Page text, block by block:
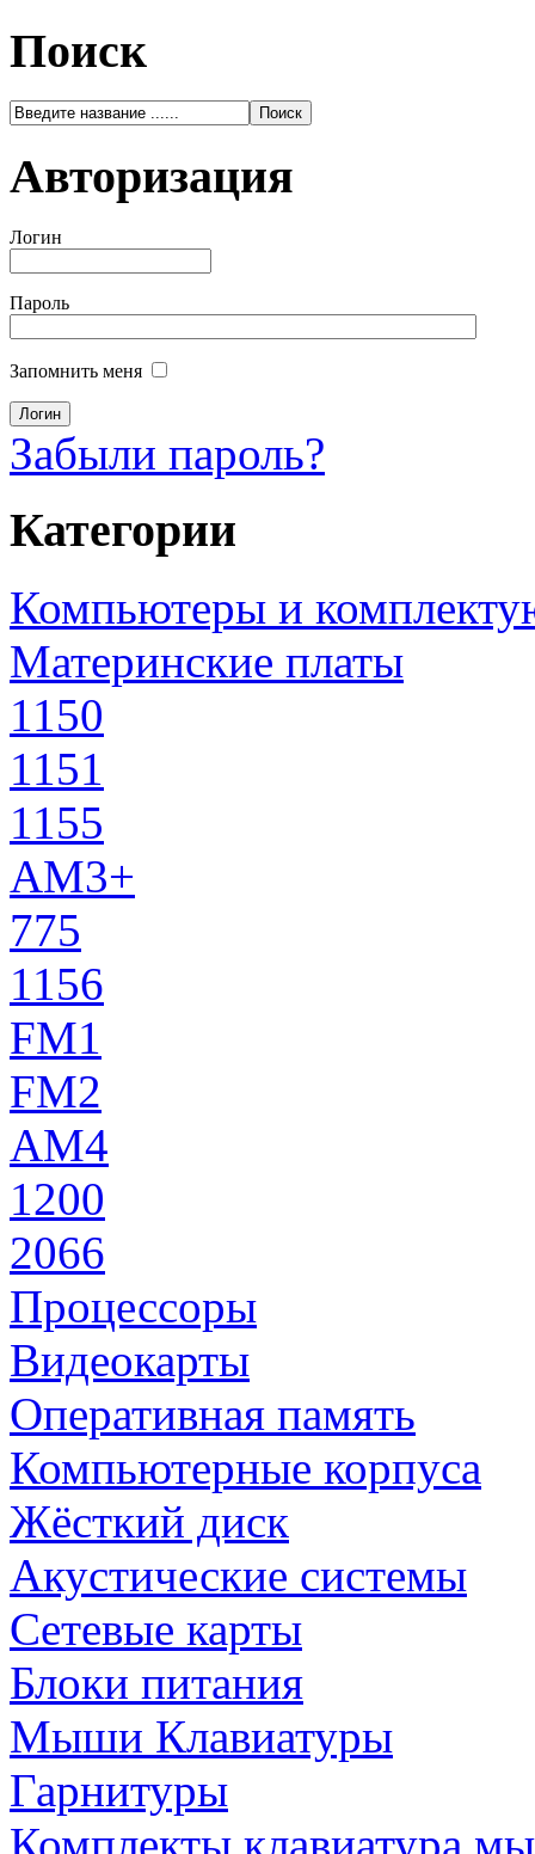
Поиск
Авторизация
Логин
Пароль
Запомнить меня
Забыли пароль?
Категории
Компьютеры и
Материнские платы
1150
1151
1155
AM3+
775
1156
FM1
FM2
AM4
1200
2066
Процессоры
Видеокарты
Оперативная память
Компьютерные корпуса
Жёсткий диск
Акустические системы
Сетевые карты
Блоки питания
Мыши Клавиатуры
Гарнитуры